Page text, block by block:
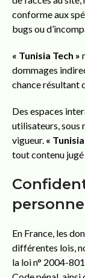
conforme aux
bugs ou
« Tunisia Tech »
dommages
chance résultant
Des espaces
utilisateurs, sous
vigueur. «
tout contenu
En France, les
différentes lois,
la loi n° 2004-